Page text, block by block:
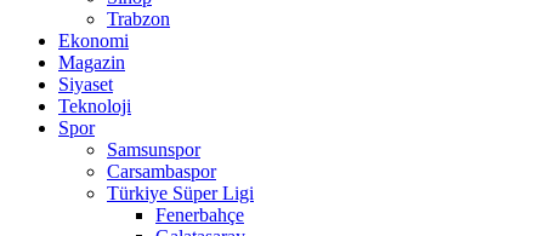
Trabzon
Ekonomi
Magazin
Siyaset
Teknoloji
Spor
Samsunspor
Carsambaspor
Türkiye Süper Ligi
Fenerbahçe